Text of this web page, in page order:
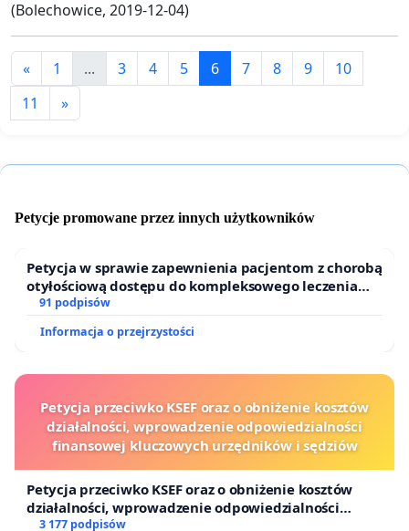
(Bolechowice, 2019-12-04)
« 1 ... 3 4 5 6 7 8 9
10
11
»
Petycje promowane przez innych użytkowników
Petycja w sprawie zapewnienia pacjentom z chorobą
otyłościową dostępu do kompleksowego leczenia
oraz programów profilaktycznych.
91 podpisów
Informacja o przejrzystości
Petycja przeciwko KSEF oraz o obniżenie kosztów
działalności, wprowadzenie odpowiedzialności
finansowej kluczowych urzędników i sędziów
Petycja przeciwko KSEF oraz o obniżenie kosztów
działalności, wprowadzenie odpowiedzialności
finansowej kluczowych urzędników i sędziów
3 177 podpisów